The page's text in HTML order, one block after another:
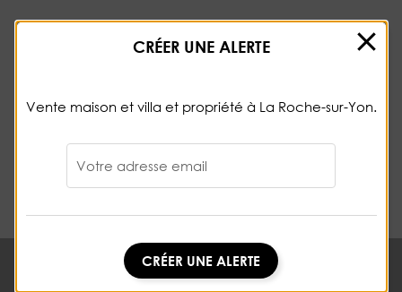
CRÉER UNE ALERTE
CRÉER UNE ALERTE
Vente maison et villa et propriété à La Roche-sur-Yon.
Votre adresse email
CRÉER UNE ALERTE